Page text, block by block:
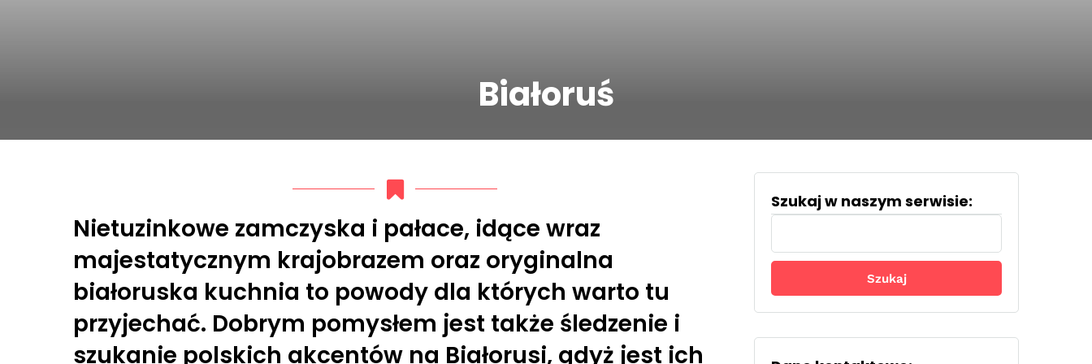
Białoruś
Nietuzinkowe zamczyska i pałace, idące wraz
majestatycznym krajobrazem oraz oryginalna
białoruska kuchnia to powody dla których warto tu
przyjechać. Dobrym pomysłem jest także śledzenie i
szukanie polskich akcentów na Białorusi, gdyż jest ich
Szukaj w naszym serwisie:
Szukaj: